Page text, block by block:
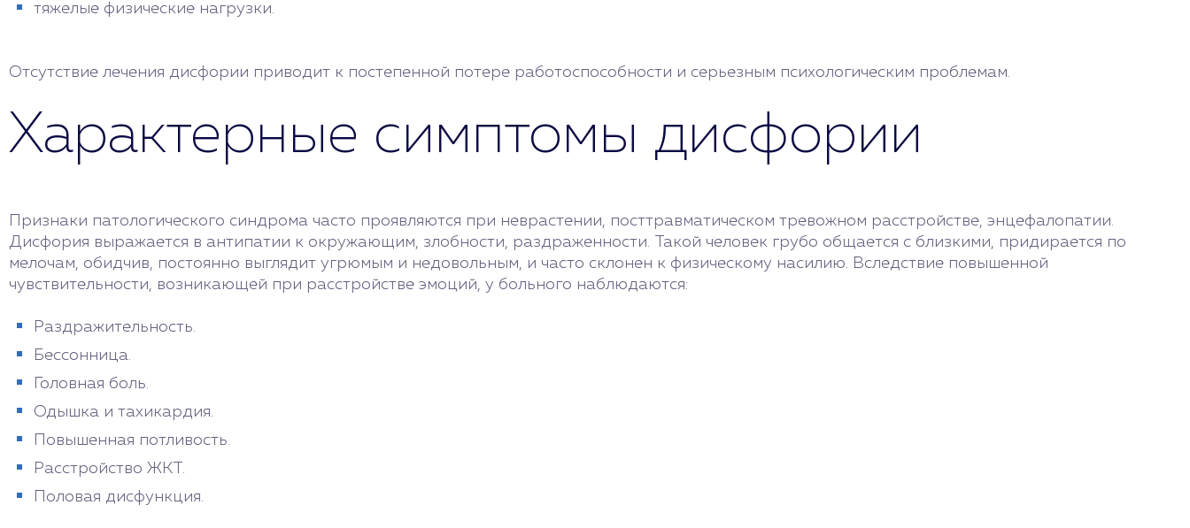
тяжелые физические нагрузки.
Отсутствие лечения дисфории приводит к постепенной потере работоспособности и серьезным психологическим проблемам.
Характерные симптомы дисфории
Признаки патологического синдрома часто проявляются при неврастении, посттравматическом тревожном расстройстве, энцефалопатии.
Дисфория выражается в антипатии к окружающим, злобности, раздраженности. Такой человек грубо общается с близкими, придирается по
мелочам, обидчив, постоянно выглядит угрюмым и недовольным, и часто склонен к физическому насилию. Вследствие повышенной
чувствительности, возникающей при расстройстве эмоций, у больного наблюдаются:
Раздражительность.
Бессонница.
Головная боль.
Одышка и тахикардия.
Повышенная потливость.
Расстройство ЖКТ.
Половая дисфункция.